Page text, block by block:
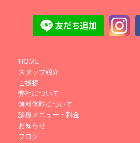
HOME
スタッフ紹介
ご挨拶
弊社について
無料体験について
診療メニュー・料金
お知らせ
ブログ